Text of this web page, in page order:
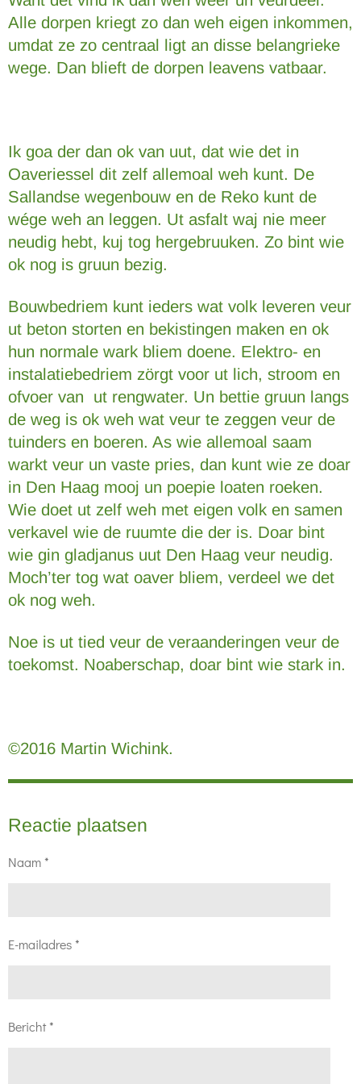
Alle dorpen kriegt zo dan weh eigen inkommen,
umdat ze zo centraal ligt an disse belangrieke
wege. Dan blieft de dorpen leavens vatbaar.
Ik goa der dan ok van uut, dat wie det in
Oaveriessel dit zelf allemoal weh kunt. De
Sallandse wegenbouw en de Reko kunt de
wége weh an leggen. Ut asfalt waj nie meer
neudig hebt, kuj tog hergebruuken. Zo bint wie
ok nog is gruun bezig.
Bouwbedriem kunt ieders wat volk leveren veur
ut beton storten en bekistingen maken en ok
hun normale wark bliem doene. Elektro- en
instalatiebedriem zörgt voor ut lich, stroom en
ofvoer van ut rengwater. Un bettie gruun langs
de weg is ok weh wat veur te zeggen veur de
tuinders en boeren. As wie allemoal saam
warkt veur un vaste pries, dan kunt wie ze doar
in Den Haag mooj un poepie loaten roeken.
Wie doet ut zelf weh met eigen volk en samen
verkavel wie de ruumte die der is. Doar bint
wie gin gladjanus uut Den Haag veur neudig.
Moch’ter tog wat oaver bliem, verdeel we det
ok nog weh.
Noe is ut tied veur de veraanderingen veur de
toekomst. Noaberschap, doar bint wie stark in.
©2016 Martin Wichink.
Reactie plaatsen
Naam *
E-mailadres *
Bericht *